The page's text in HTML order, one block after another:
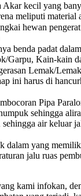
kecil yang
meliputi material
hewan
benda padat
Garpu, Kain-kain
Lemak/
ini harus di
Pipa
sehingga
sehingga air keluar
dalam yang
jalu ruas
kami infokan,